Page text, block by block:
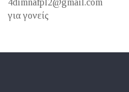
4dimnafpl2@gmail.com
για γονείς